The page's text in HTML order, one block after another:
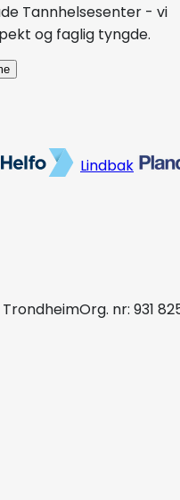
Tannhelsesenter - vi
og faglig tyngde.
Lindbak
TrondheimOrg. nr: 931